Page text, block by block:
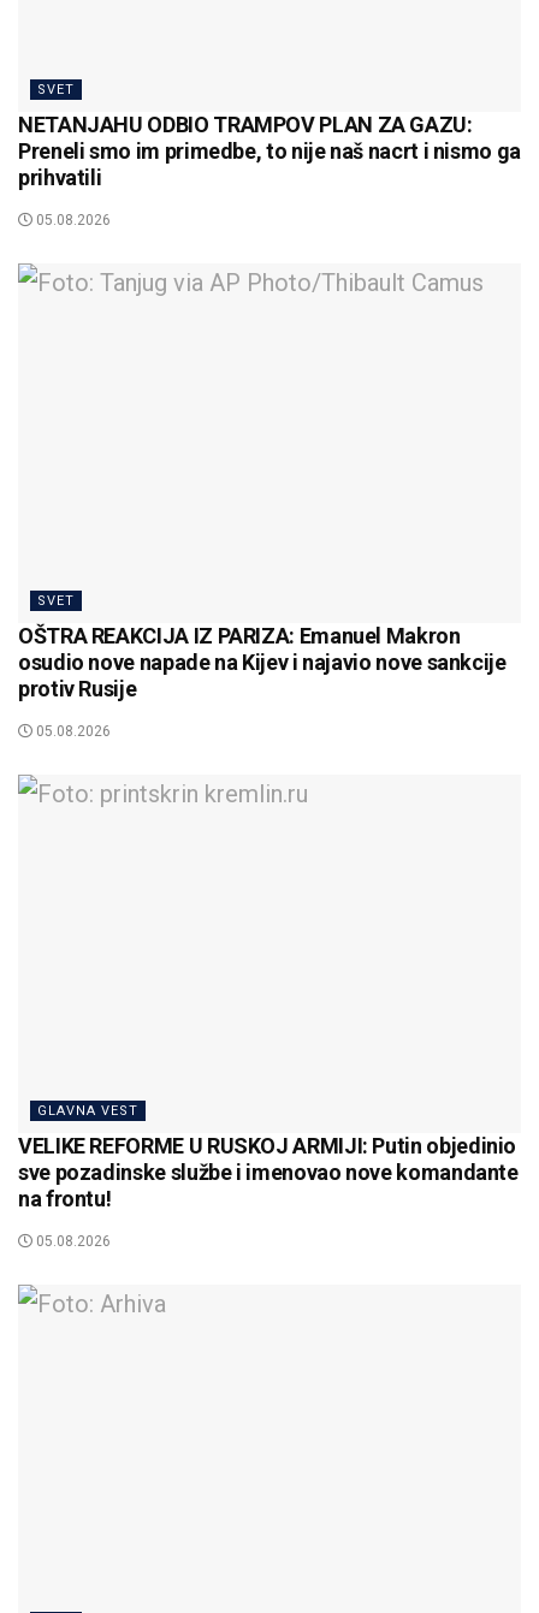
SVET
NETANJAHU ODBIO TRAMPOV PLAN ZA GAZU:
Preneli smo im primedbe, to nije naš nacrt i nismo ga
prihvatili
05.08.2026
SVET
OŠTRA REAKCIJA IZ PARIZA: Emanuel Makron
osudio nove napade na Kijev i najavio nove sankcije
protiv Rusije
05.08.2026
GLAVNA VEST
VELIKE REFORME U RUSKOJ ARMIJI: Putin objedinio
sve pozadinske službe i imenovao nove komandante
na frontu!
05.08.2026